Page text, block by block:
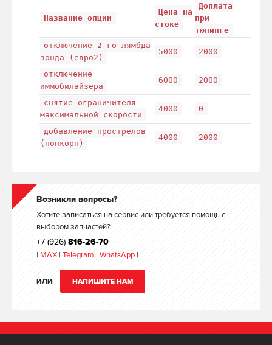
Название опции
Цена на
стоке
Доплата
при
тюнинге
отключение 2-го лямбда
зонда (евро2)
5000 2000
отключение
иммобилайзера
6000 2000
снятие ограничителя
максимальной скорости
4000 0
добавление прострелов
(попкорн)
4000 2000
Возникли вопросы?
Хотите записаться на сервис или требуется помощь с
выбором запчастей?
+7 (926) 816-26-70
| MAX | Telegram | WhatsApp |
ИЛИ НАПИШИТЕ НАМ